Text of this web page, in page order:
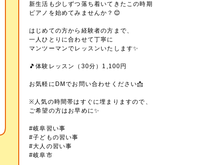
新生活も少しずつ落ち着いてきたこの時期
ピアノを始めてみませんか？😊
はじめての方から経験者の方まで、
一人ひとりに合わせて丁寧に
マンツーマンでレッスンいたします✨
🎵体験レッスン（30分）1,100円
お気軽にDMでお問い合わせください📩
※人気の時間帯はすぐに埋まりますので、
ご希望の方はお早めに✨
#岐阜習い事
#子どもの習い事
#大人の習い事
#岐阜市